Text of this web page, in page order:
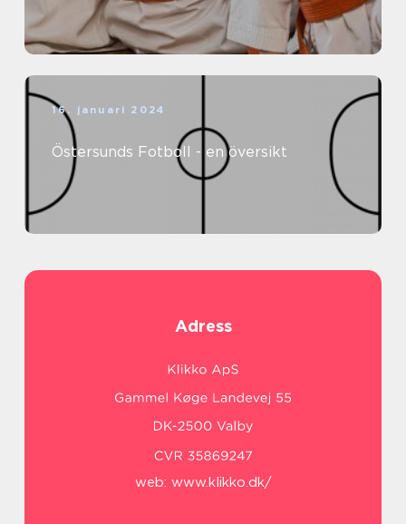
16. januari 2024
Östersunds Fotboll - en översikt
Adress
web: www.klikko.dk/